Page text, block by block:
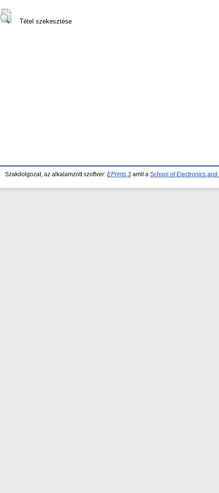
Tétel szekesztése
Szakdolgozat, az alkalamzott szoftver: EPrints 3 amit a School of Electronics